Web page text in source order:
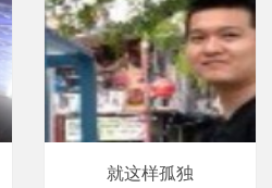
就这样孤独